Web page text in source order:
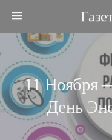
11 Ноября
День